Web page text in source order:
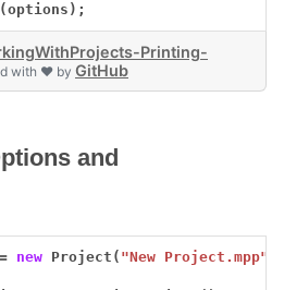
(options);
Printing-
with ❤ by GitHub
and
= new Project( "New Project.mpp"